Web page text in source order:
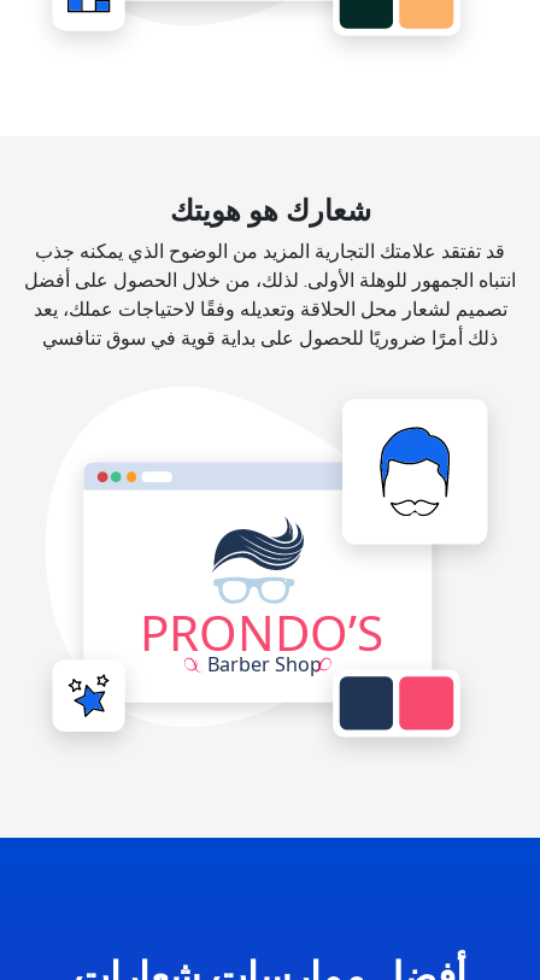
شعارك هو هويتك
قد تفتقد علامتك التجارية المزيد من الوضوح الذي يمكنه جذب
انتباه الجمهور للوهلة الأولى. لذلك، من خلال الحصول على أفضل
تصميم لشعار محل الحلاقة وتعديله وفقًا لاحتياجات عملك، يعد
ذلك أمرًا ضروريًا للحصول على بداية قوية في سوق تنافسي